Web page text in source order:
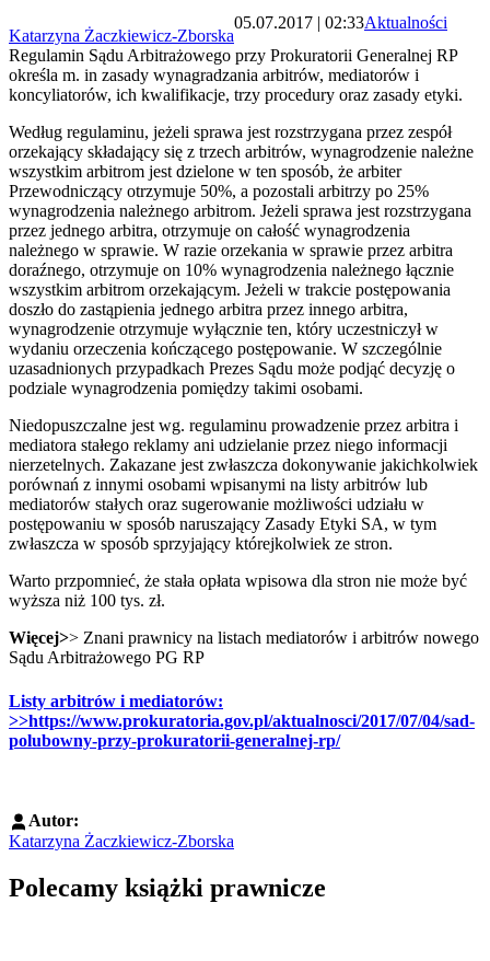
Katarzyna Żaczkiewicz-Zborska
05.07.2017 | 02:33Aktualności
Regulamin Sądu Arbitrażowego przy Prokuratorii Generalnej RP
określa m. in zasady wynagradzania arbitrów, mediatorów i
koncyliatorów, ich kwalifikacje, trzy procedury oraz zasady etyki.
Według regulaminu, jeżeli sprawa jest rozstrzygana przez zespół
orzekający składający się z trzech arbitrów, wynagrodzenie należne
wszystkim arbitrom jest dzielone w ten sposób, że arbiter
Przewodniczący otrzymuje 50%, a pozostali arbitrzy po 25%
wynagrodzenia należnego arbitrom. Jeżeli sprawa jest rozstrzygana
przez jednego arbitra, otrzymuje on całość wynagrodzenia
należnego w sprawie. W razie orzekania w sprawie przez arbitra
doraźnego, otrzymuje on 10% wynagrodzenia należnego łącznie
wszystkim arbitrom orzekającym. Jeżeli w trakcie postępowania
doszło do zastąpienia jednego arbitra przez innego arbitra,
wynagrodzenie otrzymuje wyłącznie ten, który uczestniczył w
wydaniu orzeczenia kończącego postępowanie. W szczególnie
uzasadnionych przypadkach Prezes Sądu może podjąć decyzję o
podziale wynagrodzenia pomiędzy takimi osobami.
Niedopuszczalne jest wg. regulaminu prowadzenie przez arbitra i
mediatora stałego reklamy ani udzielanie przez niego informacji
nierzetelnych. Zakazane jest zwłaszcza dokonywanie jakichkolwiek
porównań z innymi osobami wpisanymi na listy arbitrów lub
mediatorów stałych oraz sugerowanie możliwości udziału w
postępowaniu w sposób naruszający Zasady Etyki SA, w tym
zwłaszcza w sposób sprzyjający którejkolwiek ze stron.
Warto przpomnieć, że stała opłata wpisowa dla stron nie może być
wyższa niż 100 tys. zł.
Więcej>> Znani prawnicy na listach mediatorów i arbitrów nowego
Sądu Arbitrażowego PG RP
Listy arbitrów i mediatorów:
>>https://www.prokuratoria.gov.pl/aktualnosci/2017/07/04/sad-
polubowny-przy-prokuratorii-generalnej-rp/
Autor:
Katarzyna Żaczkiewicz-Zborska
Polecamy książki prawnicze